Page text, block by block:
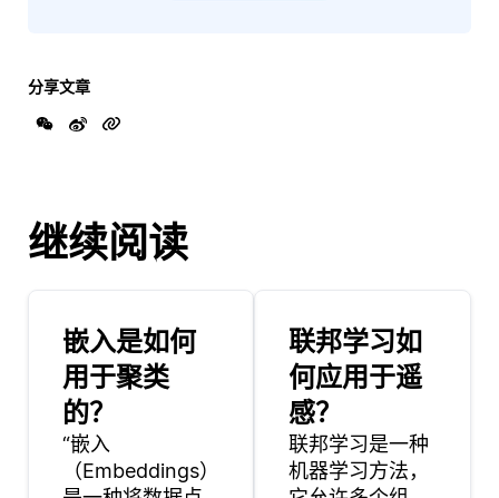
分享文章
继续阅读
嵌入是如何
用于聚类
的？
“嵌入
（Embeddings）
联邦学习如
何应用于遥
感？
联邦学习是一种
机器学习方法，